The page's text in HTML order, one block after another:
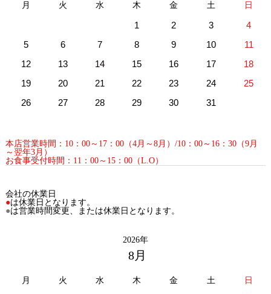
月 火 水 木 金 土 日
1 2 3
4
5
6 7 8 9 10
11
12
13 14 15 16 17
18
19
20 21 22 23 24
25
26
27 28 29 30 31
本店営業時間：10：00～17：00（4月～8月）/10：00～16：30（9月
～翌年3月）
お食事受付時間：11：00～15：00（L.O）
会社の休業日
●は休業日となります。
●は営業時間変更、または休業日となります。
2026年
8月
月 火 水 木 金 土 日